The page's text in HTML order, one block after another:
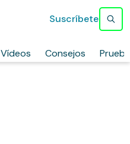
Vídeos Consejos
Suscríbete